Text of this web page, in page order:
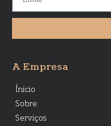
A Empresa
Ínicio
Sobre
Serviços